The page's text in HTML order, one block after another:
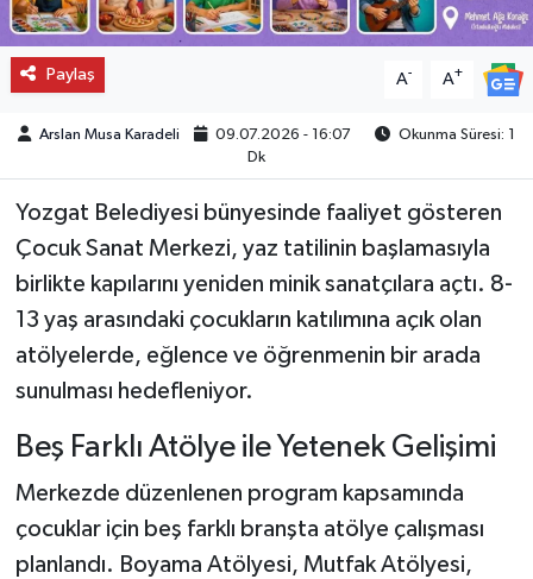
Paylaş A- A+
Arslan Musa Karadeli 09.07.2026 - 16:07
Okunma Süresi: 1
Dk
Yozgat Belediyesi bünyesinde faaliyet gösteren
Çocuk Sanat Merkezi, yaz tatilinin başlamasıyla
birlikte kapılarını yeniden minik sanatçılara açtı. 8-
13 yaş arasındaki çocukların katılımına açık olan
atölyelerde, eğlence ve öğrenmenin bir arada
sunulması hedefleniyor.
Beş Farklı Atölye ile Yetenek Gelişimi
Merkezde düzenlenen program kapsamında
çocuklar için beş farklı branşta atölye çalışması
planlandı. Boyama Atölyesi, Mutfak Atölyesi,